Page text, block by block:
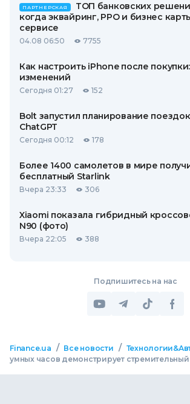
ПАРТНЕРСКАЯ
ТОП банковских
когда эквайринг, РРО и бизнес
сервисе
04.08 06:50 7755
Как настроить iPhone после
изменений
Сегодня 01:27 152
Bolt запустил планирование
ChatGPT
Сегодня 00:12 178
Более 1400 самолетов в мире
бесплатный Starlink
Вчера 23:33 306
Xiaomi показала гибридный
N90 (фото)
Вчера 22:05 388
Подпишитесь на нас
Finance.ua / Все новости /
умных часов демонстрирует стремительный